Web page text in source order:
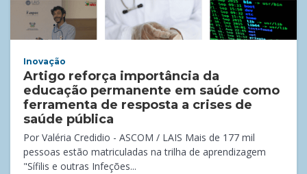
Inovação
Artigo reforça importância da
educação permanente em saúde como
ferramenta de resposta a crises de
saúde pública
Por Valéria Credidio - ASCOM / LAIS Mais de 177 mil
pessoas estão matriculadas na trilha de aprendizagem
"Sífilis e outras Infeções...